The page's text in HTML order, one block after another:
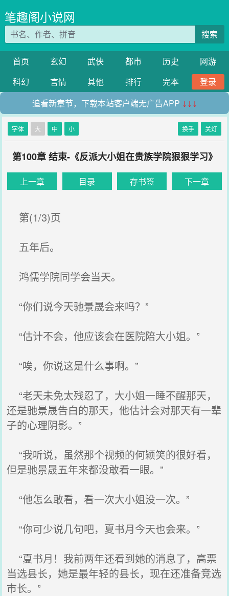
笔趣阁小说网
搜索
首页 玄幻 武侠 都市 历史
网游
科幻
言情 其他 排行 完本
登录
追看新章节，下载本站客户端无广告APP ↓↓↓
字体 大 中 小 换手 关灯
第100章 结束-《反派大小姐在贵族学院狠狠学习》
上一章 目录 存书签 下一章
第(1/3)页
五年后。
鸿儒学院同学会当天。
“你们说今天驰景晟会来吗？”
“估计不会，他应该会在医院陪大小姐。”
“唉，你说这是什么事啊。”
“老天未免太残忍了，大小姐一睡不醒那天，
还是驰景晟告白的那天，他估计会对那天有一辈
子的心理阴影。”
“我听说，虽然那个视频的何颖笑的很好看，
但是驰景晟五年来都没敢看一眼。”
“他怎么敢看，看一次大小姐没一次。”
“你可少说几句吧，夏书月今天也会来。”
“夏书月！我前两年还看到她的消息了，高票
当选县长，她是最年轻的县长，现在还准备竞选
市长。”